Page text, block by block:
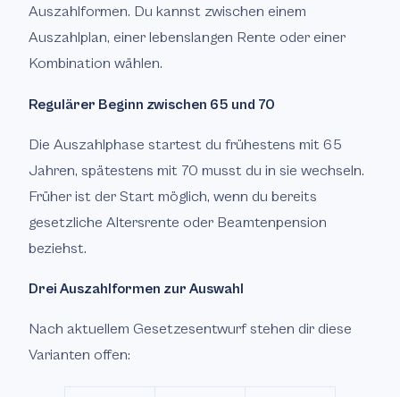
Auszahlformen. Du kannst zwischen einem
Auszahlplan, einer lebenslangen Rente oder einer
Kombination wählen.
Regulärer Beginn zwischen 65 und 70
Die Auszahlphase startest du frühestens mit 65
Jahren, spätestens mit 70 musst du in sie wechseln.
Früher ist der Start möglich, wenn du bereits
gesetzliche Altersrente oder Beamtenpension
beziehst.
Drei Auszahlformen zur Auswahl
Nach aktuellem Gesetzesentwurf stehen dir diese
Varianten offen: